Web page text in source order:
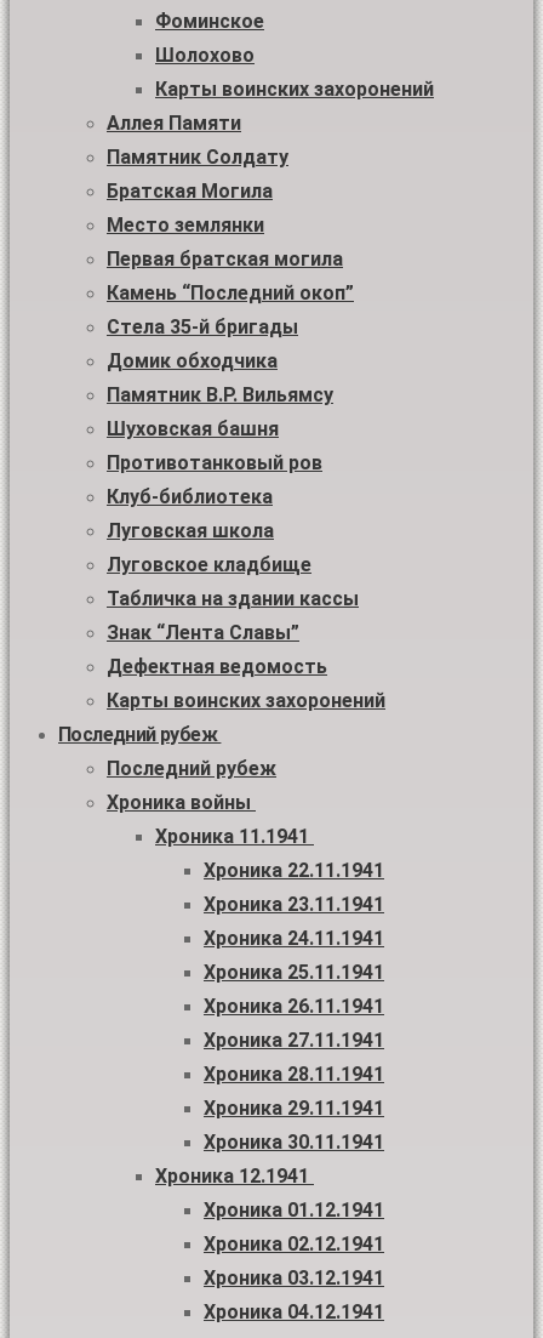
Фоминское
Шолохово
Карты воинских захоронений
Аллея Памяти
Памятник Солдату
Братская Могила
Место землянки
Первая братская могила
Камень “Последний окоп”
Стела 35-й бригады
Домик обходчика
Памятник В.Р. Вильямсу
Шуховская башня
Противотанковый ров
Клуб-библиотека
Луговская школа
Луговское кладбище
Табличка на здании кассы
Знак “Лента Славы”
Дефектная ведомость
Карты воинских захоронений
Последний рубеж
Последний рубеж
Хроника войны
Хроника 11.1941
Хроника 22.11.1941
Хроника 23.11.1941
Хроника 24.11.1941
Хроника 25.11.1941
Хроника 26.11.1941
Хроника 27.11.1941
Хроника 28.11.1941
Хроника 29.11.1941
Хроника 30.11.1941
Хроника 12.1941
Хроника 01.12.1941
Хроника 02.12.1941
Хроника 03.12.1941
Хроника 04.12.1941